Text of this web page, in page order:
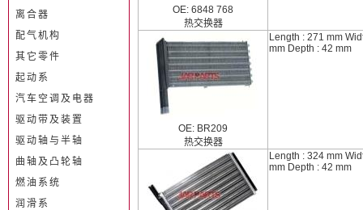
OE: 6848 768
热交换器
OE: BR209
热交换器
Length : 271 mm
mm Depth : 42 mm
Length : 324 mm
mm Depth : 42 mm
离合器
配气机构
其它零件
起动系
汽车空调及电器
驱动带及装置
驱动轴与半轴
曲轴及凸轮轴
燃油系统
润滑系